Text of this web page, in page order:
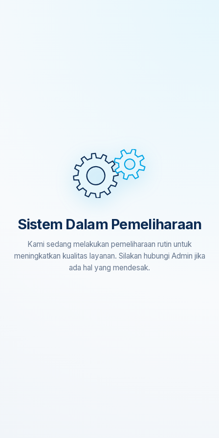
Sistem Dalam Pemeliharaan
Kami sedang melakukan pemeliharaan rutin untuk
meningkatkan kualitas layanan. Silakan hubungi Admin jika
ada hal yang mendesak.